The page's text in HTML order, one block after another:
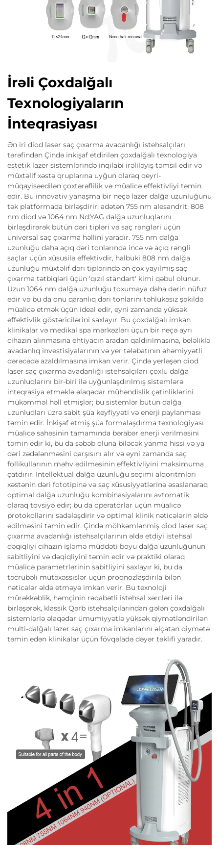
İrəli Çoxdalğalı
Texnologiyaların
İnteqrasiyası
Ən iri diod laser saç çıxarma avadanlığı istehsalçıları
tərəfindən Çində inkişaf etdirilən çoxdalğalı texnologiya
estetik lazer sistemlərində inqilabi irəliləyiş təmsil edir və
müxtəlif xəstə qruplarına uyğun olaraq qeyri-
müqayisəedilən çoxtərəflilik və müalicə effektivliyi təmin
edir. Bu innovativ yanaşma bir neçə lazer dalğa uzunluğunu
tək platformada birləşdirir; adətən 755 nm alesandrit, 808
nm diod və 1064 nm Nd:YAG dalğa uzunluqlarını
birləşdirərək bütün dəri tipləri və saç rəngləri üçün
universal saç çıxarma həllini yaradır. 755 nm dalğa
uzunluğu daha açıq dəri tonlarında incə və açıq rəngli
saçlar üçün xüsusilə effektivdir, halbuki 808 nm dalğa
uzunluğu müxtəlif dəri tiplərində ən çox yayılmış saç
çıxarma tətbiqləri üçün 'qızıl standart' kimi qəbul olunur.
Uzun 1064 nm dalğa uzunluğu toxumaya daha dərin nüfuz
edir və bu da onu qaranlıq dəri tonlarını təhlükəsiz şəkildə
müalicə etmək üçün ideal edir, eyni zamanda yüksək
effektivlik göstəricilərini saxlayır. Bu çoxdalğalı imkan
klinikalar və medikal spa mərkəzləri üçün bir neçə ayrı
cihazın alınmasına ehtiyacın aradan qaldırılmasına, beləliklə
avadanlıq investisiyalarının və yer tələbatının əhəmiyyətli
dərəcədə azaldılmasına imkan verir. Çində yerləşən diod
laser saç çıxarma avadanlığı istehsalçıları çoxlu dalğa
uzunluqlarını bir-biri ilə uyğunlaşdırılmış sistemlərə
inteqrasiya etməklə əlaqədar mühəndislik çətinliklərini
mükəmməl həll etmişlər; bu sistemlər bütün dalğa
uzunluqları üzrə sabit şüa keyfiyyəti və enerji paylanması
təmin edir. İnkişaf etmiş şüa formalaşdırma texnologiyası
müalicə sahəsinin tamamında bərabər enerji verilməsini
təmin edir ki, bu da səbəb oluna biləcək yanma hissi və ya
dəri zədələnməsini qarşısını alır və eyni zamanda saç
follikullarının məhv edilməsinin effektivliyini maksimuma
çatdırır. İntellektual dalğa uzunluğu seçimi alqoritmləri
xəstənin dəri fototipinə və saç xüsusiyyətlərinə əsaslanaraq
optimal dalğa uzunluğu kombinasiyalarını avtomatik
olaraq tövsiyə edir; bu da operatorlar üçün müalicə
protokollarını sadələşdirir və optimal klinik nəticələrin əldə
edilməsini təmin edir. Çində möhkəmlənmiş diod laser saç
çıxarma avadanlığı istehsalçılarının əldə etdiyi istehsal
dəqiqliyi cihazın işləmə müddəti boyu dalğa uzunluğunun
sabitliyini və dəqiqliyini təmin edir və praktiki olaraq
müalicə parametrlərinin sabitliyini saxlayır ki, bu da
təcrübəli mütəxəssislər üçün proqnozlaşdırıla bilən
nəticələr əldə etməyə imkan verir. Bu texnoloji
mürəkkəblik, həmçinin rəqabətli istehsal xərcləri ilə
birləşərək, klassik Qərb istehsalçılarından gələn çoxdalğalı
sistemlərlə əlaqədar ümumiyyətlə yüksək qiymətləndirilən
multi-dalğalı lazer saç çıxarma imkanlarını əlçatan qiymətə
təmin edən klinikalar üçün fövqəladə dəyər təklifi yaradır.